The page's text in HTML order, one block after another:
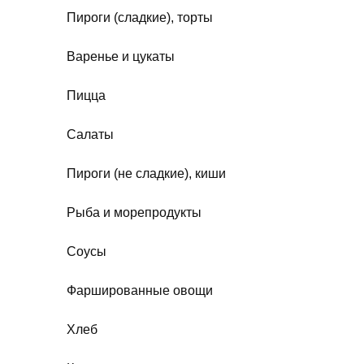
Пироги (сладкие), торты
Варенье и цукаты
Пицца
Салаты
Пироги (не сладкие), киши
Рыба и морепродукты
Соусы
Фаршированные овощи
Хлеб